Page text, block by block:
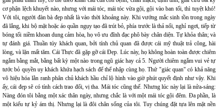
cơ phận lệch khuyết nào, nhưng với mái tóc, mái tóc vừa gội, gội vào ban tối, thì tuyệt khó!
Với tôi, người đàn bà đẹp nhất là vào thời khoảng này. Khi vướng mắc sinh tồn trong ngày
đã lắng, khi bộ mặt hoặc áo quần ngụy tạo đã trút bỏ, phía trước là thả nổi, nghỉ ngơi, tiếp từ
bóng tối niềm khoan dung cảm hòa, họ vô ưu đĩnh đạc phô bày chân diện. Tự khỏa thân; và
tự đánh giá. Thuần túy khách quan, bởi tính chủ quan đã được cái mỹ thuật trả công, hài
lòng, và lặn mất tăm. Cái Thực đã gặp gỡ cái Đẹp. Lúc này, họ không hoàn toàn được chiêm
ngắm bằng mắt, bằng bất kỳ một nào trong ngũ giác hay cả 5. Người chiêm ngắm vui vẻ tự
tước bỏ quyền uy khách khứa hạch sách để thể nhập cùng họ. Thứ "giác quan" có khả năng
vô hiệu hóa lằn ranh phân chủ khách hầu chỉ lộ hình vào giờ phút quyết định như vậy. Khi
ấy, cái đẹp sẽ có tính cách trao đổi, vị tha. Mái tóc cũng thế. Nhưng lúc này lại là nửa-sáng:
Nàng đón tôi bằng một xác thân ngày, nhưng chắc là với một mái tóc gội đêm. Đa phần, là
một kiểu tự kỷ ám thị. Nhưng lại là đôi chân sống của tôi. Tuy chúng đặt tựa lên mặt nền